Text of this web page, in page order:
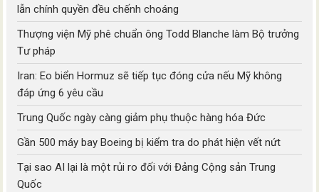
lẫn chính quyền đều chếnh choáng
Thượng viện Mỹ phê chuẩn ông Todd Blanche làm Bộ trưởng
Tư pháp
Iran: Eo biển Hormuz sẽ tiếp tục đóng cửa nếu Mỹ không
đáp ứng 6 yêu cầu
Trung Quốc ngày càng giảm phụ thuộc hàng hóa Đức
Gần 500 máy bay Boeing bị kiểm tra do phát hiện vết nứt
Tại sao AI lại là một rủi ro đối với Đảng Cộng sản Trung
Quốc